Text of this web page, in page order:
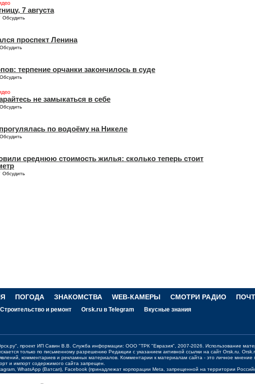
7 августа
Обсудить
проспект Ленина
Обсудить
терпение орчанки закончилось в суде
Обсудить
не замыкаться в себе
Обсудить
по водоёму на Никеле
Обсудить
среднюю стоимость жилья: сколько теперь стоит
Обсудить
ПОГОДА ЗНАКОМСТВА WEB-КАМЕРЫ СМОТРИ РАДИО
Строительство и ремонт Orsk.ru в Telegram Вкусные знания
, проект ИП Савин В.В. Служба информации: ООО "ТРК "Евразия", 2007-2026. Использование
только по письменному разрешению Редакции с указанием активной ссылки на сайт Orsk.ru
комментариев и рекламных материалов. Комментарии к материалам сайта - это личное мнение
и импорт содержимого сайта запрещен.
WhatsApp (Ватсап), Facebook (принадлежат корпорации Meta, запрещенной на территории